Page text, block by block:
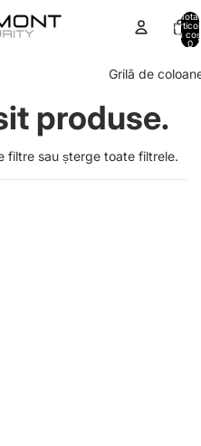
Total
în
0
Grilă de
produse.
filtre sau șterge toate filtrele.